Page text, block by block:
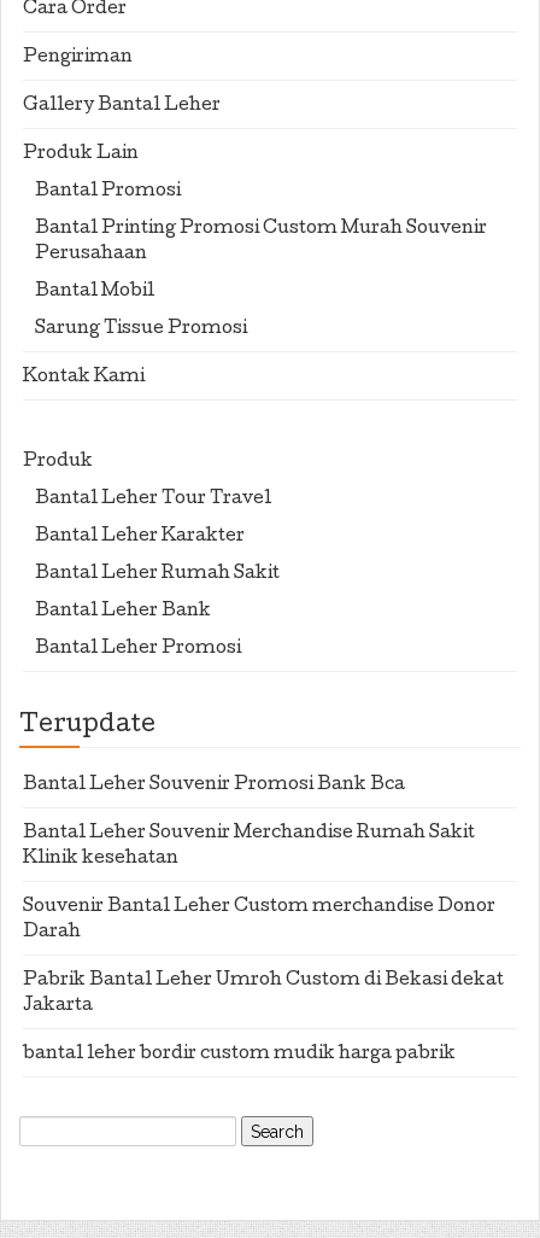
Cara Order
Pengiriman
Gallery Bantal Leher
Produk Lain
Bantal Promosi
Bantal Printing Promosi Custom Murah Souvenir
Perusahaan
Bantal Mobil
Sarung Tissue Promosi
Kontak Kami
Produk
Bantal Leher Tour Travel
Bantal Leher Karakter
Bantal Leher Rumah Sakit
Bantal Leher Bank
Bantal Leher Promosi
Terupdate
Bantal Leher Souvenir Promosi Bank Bca
Bantal Leher Souvenir Merchandise Rumah Sakit
Klinik kesehatan
Souvenir Bantal Leher Custom merchandise Donor
Darah
Pabrik Bantal Leher Umroh Custom di Bekasi dekat
Jakarta
bantal leher bordir custom mudik harga pabrik
Search
for: